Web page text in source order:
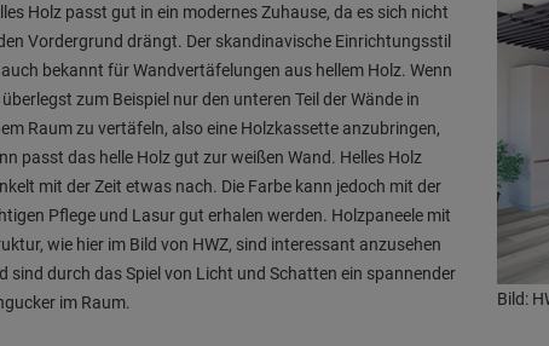
Holz passt gut in ein modernes Zuhause, da es sich nicht
Vordergrund drängt. Der skandinavische Einrichtungsstil
bekannt für Wandvertäfelungen aus hellem Holz. Wenn
zum Beispiel nur den unteren Teil der Wände in
Raum zu vertäfeln, also eine Holzkassette anzubringen,
passt das helle Holz gut zur weißen Wand. Helles Holz
mit der Zeit etwas nach. Die Farbe kann jedoch mit der
Pflege und Lasur gut erhalen werden. Holzpaneele mit
wie hier im Bild von HWZ, sind interessant anzusehen
sind durch das Spiel von Licht und Schatten ein spannender
im Raum.
Bild: